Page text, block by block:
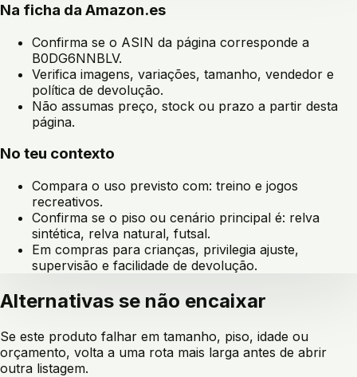
Na ficha da Amazon.es
Confirma se o ASIN da página corresponde a
B0DG6NNBLV.
Verifica imagens, variações, tamanho, vendedor e
política de devolução.
Não assumas preço, stock ou prazo a partir desta
página.
No teu contexto
Compara o uso previsto com: treino e jogos
recreativos.
Confirma se o piso ou cenário principal é: relva
sintética, relva natural, futsal.
Em compras para crianças, privilegia ajuste,
supervisão e facilidade de devolução.
Alternativas se não encaixar
Se este produto falhar em tamanho, piso, idade ou
orçamento, volta a uma rota mais larga antes de abrir
outra listagem.